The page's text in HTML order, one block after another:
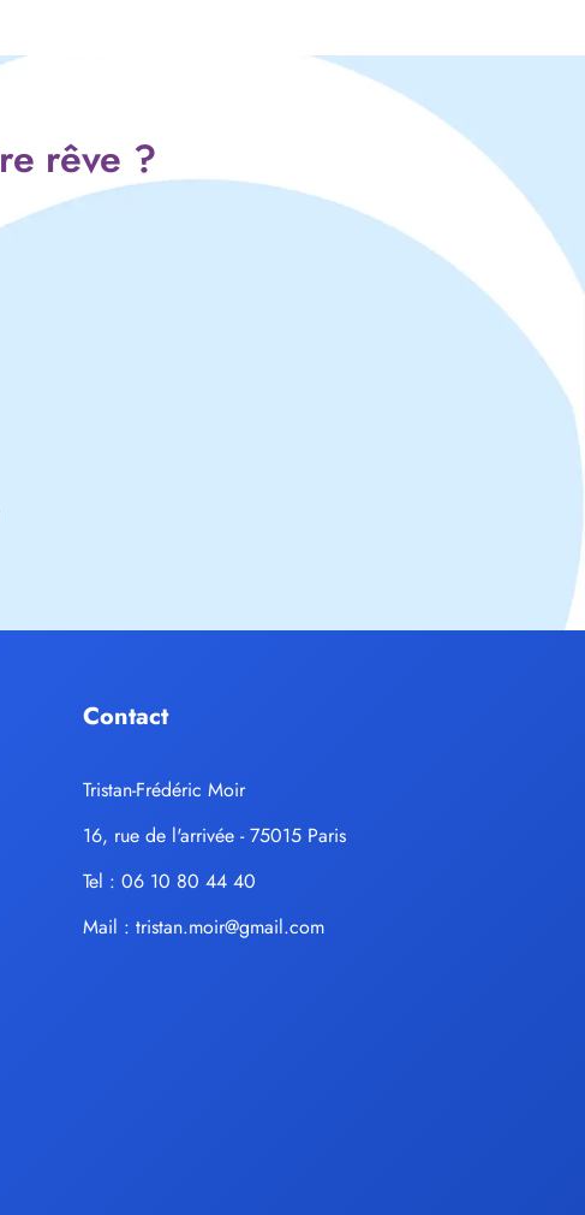
rêve ?
Contact
Tristan-Frédéric Moir
16, rue de l'arrivée - 75015 Paris
Tel : 06 10 80 44 40
Mail :tristan.moir@gmail.com